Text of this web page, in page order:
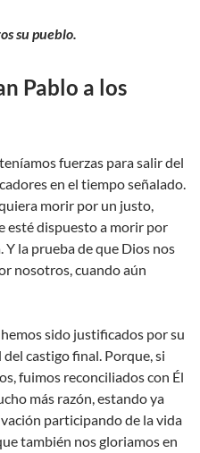
su pueblo.
Pablo a los
fuerzas para salir del
en el tiempo señalado.
morir por un justo,
esté dispuesto a morir por
la prueba de que Dios nos
nosotros, cuando aún
sido justificados por su
castigo final. Porque, si
fuimos reconciliados con Él
más razón, estando ya
participando de la vida
también nos gloriamos en